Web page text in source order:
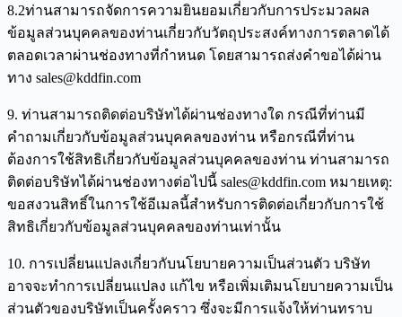
8.2ท่านสามารถจัดการความยินยอมเกี่ยวกับการประมวลผล
ข้อมูลส่วนบุคคลของท่านเกี่ยวกับวัตถุประสงค์ทางการตลาดได้
ตลอดเวลาผ่านช่องทางที่กำหนด โดยสามารถส่งคำขอได้ผ่าน
ทาง sales@kddfin.com
9. ท่านสามารถติดต่อบริษัทได้ผ่านช่องทางใด กรณีที่ท่านมี
คำถามเกี่ยวกับข้อมูลส่วนบุคคลของท่าน หรือกรณีที่ท่าน
ต้องการใช้สิทธิเกี่ยวกับข้อมูลส่วนบุคคลของท่าน ท่านสามารถ
ติดต่อบริษัทได้ผ่านช่องทางต่อไปนี้ sales@kddfin.com หมายเหตุ:
ขอสงวนสิทธิ์ในการใช้อีเมลนี้สำหรับการติดต่อเกี่ยวกับการใช้
สิทธิเกี่ยวกับข้อมูลส่วนบุคคลของท่านเท่านั้น
10. การเปลี่ยนแปลงเกี่ยวกับนโยบายความเป็นส่วนตัว บริษัท
อาจจะทำการเปลี่ยนแปลง แก้ไข หรือเพิ่มเติมนโยบายความเป็น
ส่วนตัวของบริษัทเป็นครั้งคราว ซึ่งจะมีการแจ้งให้ท่านทราบ